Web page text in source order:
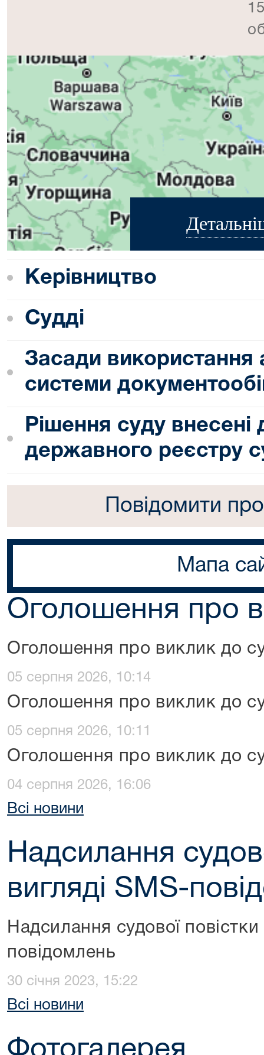
Керівництво
Судді
Засади використання
системи
Рішення суду
державного реєстру
Повідомити
Мапа
Оголошення про
Оголошення про виклик до
05 серпня 2026, 10:14
Оголошення про виклик до
05 серпня 2026, 10:11
Оголошення про виклик до
04 серпня 2026, 16:06
Всі новини
Надсилання
вигляді SMS-
Надсилання судової повістки
повідомлень
30 січня 2023, 15:22
Всі новини